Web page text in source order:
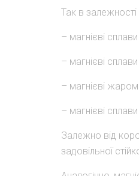
Так в залежності
– магнієві
– магнієві
– магнієві
– магнієві
Залежно від
задовільної